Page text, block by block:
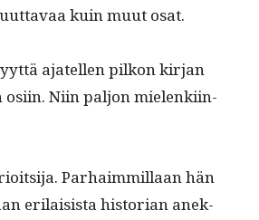
kuin muut osat.
ajatellen pilkon kir­jan
osi­in. Niin paljon mie­lenki­in­
Parhaim­mil­laan hän
eri­lai­sista his­to­ri­an anek­